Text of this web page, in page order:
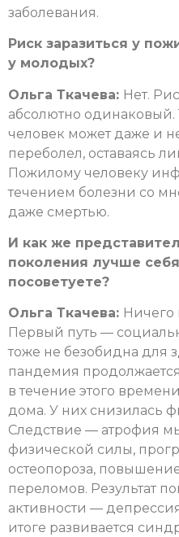
заболевания.
Риск заразиться у
у молодых?
Ольга Ткачева: Нет.
абсолютно
человек может даже и
переболел, оставаясь
Пожилому человеку
течением болезни со
даже смертью.
И как же
поколения лучше
посоветуете?
Ольга Ткачева: Ничего
Первый путь —
тоже не безобидна для
пандемия
в течение этого
дома. У них снизилась
Следствие — атрофия
физической силы,
остеопороза,
переломов. Результат
активности —
итоге развивается